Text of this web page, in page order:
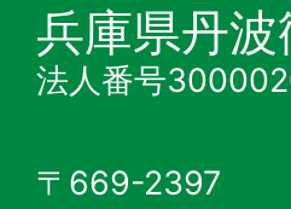
兵庫県丹
法人番号
〒669-2397